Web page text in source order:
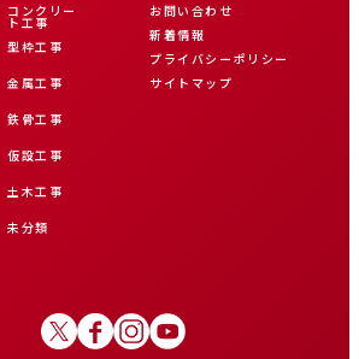
コンクリー
ト工事
型枠工事
金属工事
鉄骨工事
仮設工事
土木工事
未分類
お問い合わせ
新着情報
プライバシーポリシー
サイトマップ